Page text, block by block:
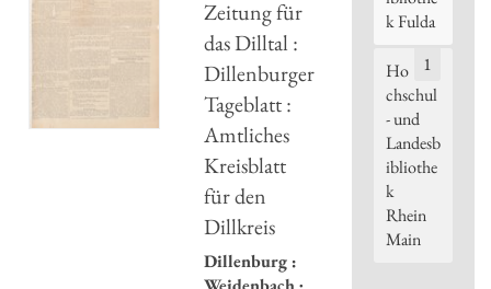
k Fulda
1
Ho
chschul
- und
Landesb
ibliothe
k
Rhein
Main
Zeitung für
das Dilltal :
Dillenburger
Tageblatt :
Amtliches
Kreisblatt
für den
Dillkreis
Dillenburg :